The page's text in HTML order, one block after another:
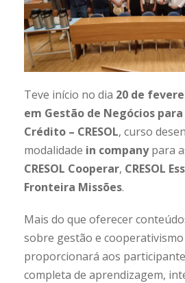
Teve início no dia 20 de
em Gestão de Negócios
Crédito – CRESOL, curso
modalidade in companypara
CRESOL Cooperar, CRESOL
Fronteira Missões.
Mais do que oferecer
sobre gestão e
proporcionará aos
completa de aprendizagem,